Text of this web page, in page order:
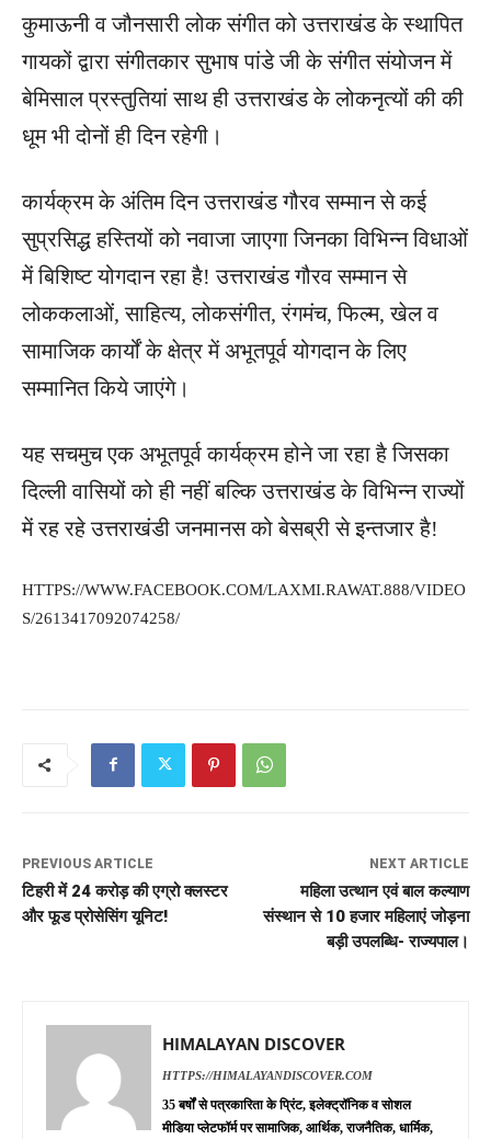
कुमाऊनी व जौनसारी लोक संगीत को उत्तराखंड के स्थापित
गायकों द्वारा संगीतकार सुभाष पांडे जी के संगीत संयोजन में
बेमिसाल प्रस्तुतियां साथ ही उत्तराखंड के लोकनृत्यों की की
धूम भी दोनों ही दिन रहेगी।
कार्यक्रम के अंतिम दिन उत्तराखंड गौरव सम्मान से कई
सुप्रसिद्ध हस्तियों को नवाजा जाएगा जिनका विभिन्न विधाओं
में बिशिष्ट योगदान रहा है! उत्तराखंड गौरव सम्मान से
लोककलाओं, साहित्य, लोकसंगीत, रंगमंच, फिल्म, खेल व
सामाजिक कार्यों के क्षेत्र में अभूतपूर्व योगदान के लिए
सम्मानित किये जाएंगे।
यह सचमुच एक अभूतपूर्व कार्यक्रम होने जा रहा है जिसका
दिल्ली वासियों को ही नहीं बल्कि उत्तराखंड के विभिन्न राज्यों
में रह रहे उत्तराखंडी जनमानस को बेसब्री से इन्तजार है!
HTTPS://WWW.FACEBOOK.COM/LAXMI.RAWAT.888/VIDEO
S/2613417092074258/
PREVIOUS ARTICLE
टिहरी में 24 करोड़ की एग्रो क्लस्टर
और फूड प्रोसेसिंग यूनिट!
NEXT ARTICLE
महिला उत्थान एवं बाल कल्याण
संस्थान से 10 हजार महिलाएं जोड़ना
बड़ी उपलब्धि- राज्यपाल।
HIMALAYAN DISCOVER
HTTPS://HIMALAYANDISCOVER.COM
35 बर्षों से पत्रकारिता के प्रिंट, इलेक्ट्रॉनिक व सोशल
मीडिया प्लेटफॉर्म पर सामाजिक, आर्थिक, राजनैतिक, धार्मिक,